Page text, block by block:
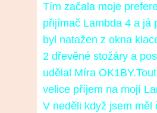
Tím začala moje
přijímač Lambda 4 a já
byl natažen z okna
2 dřevěné stožáry a
udělal Míra
velice příjem na mojí
V neděli když jsem měl